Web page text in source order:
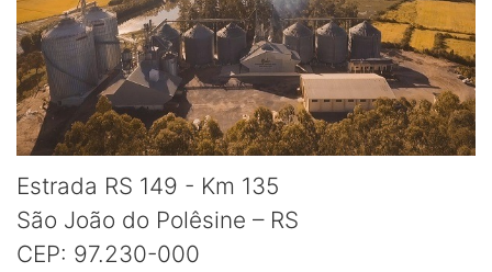
Estrada RS 149 - Km 135
São João do Polêsine – RS
CEP: 97.230-000